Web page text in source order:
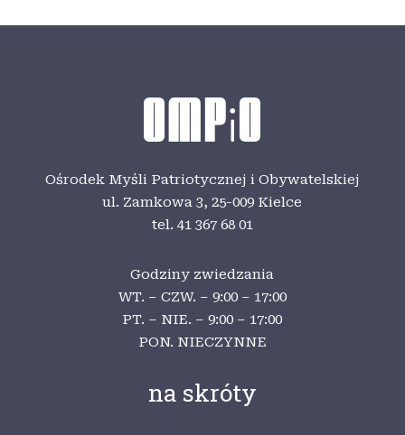
Ośrodek Myśli Patriotycznej i Obywatelskiej
ul. Zamkowa 3,25-009 Kielce
tel. 41 367 68 01
Godziny zwiedzania
WT. – CZW. – 9:00 – 17:00
PT. – NIE. – 9:00 – 17:00
PON. NIECZYNNE
na skróty